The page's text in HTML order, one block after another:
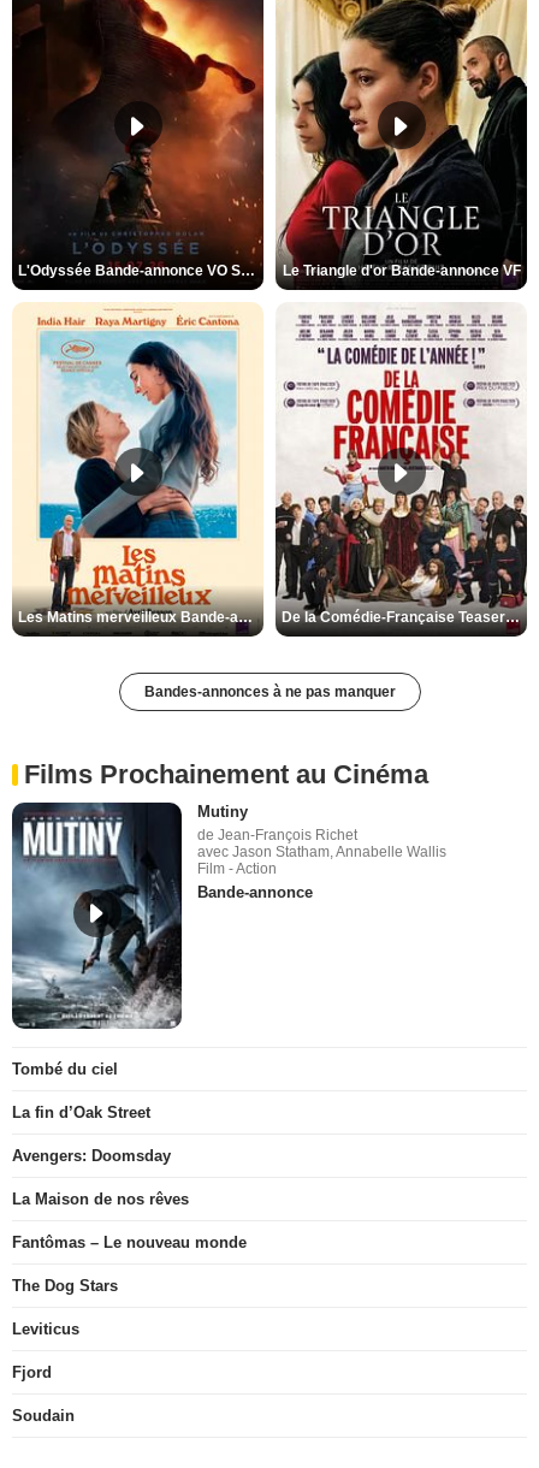
L'Odyssée Bande-annonce VO STFR Le Triangle d'or Bande-annonce VF
Les Matins merveilleux Bande-annonce VF De la Comédie-Française Teaser VF
Bandes-annonces à ne pas manquer
Films Prochainement au Cinéma
Mutiny
de Jean-François Richet
avec Jason Statham, Annabelle Wallis
Film - Action
Bande-annonce
Tombé du ciel
La fin d’Oak Street
Avengers: Doomsday
La Maison de nos rêves
Fantômas – Le nouveau monde
The Dog Stars
Leviticus
Fjord
Soudain